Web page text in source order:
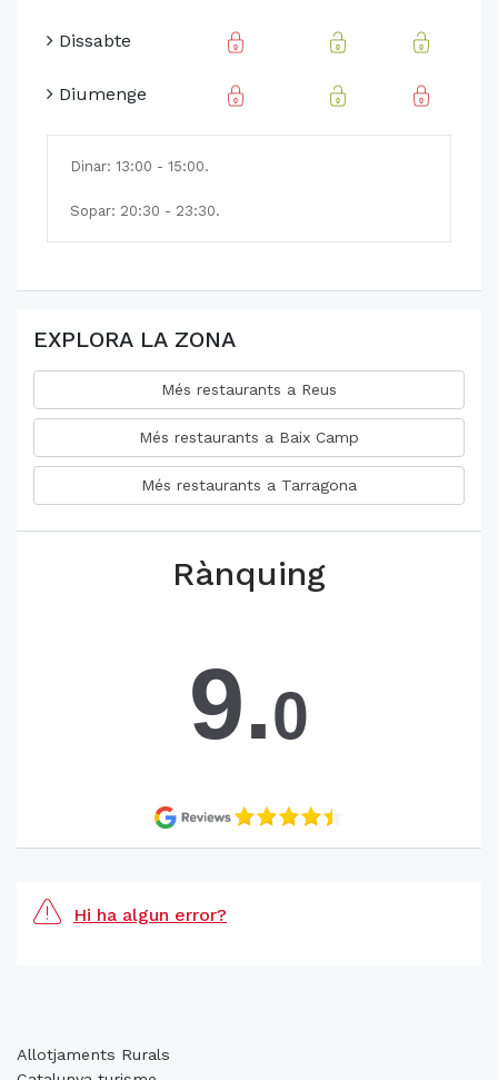
Dissabte
Diumenge
Dinar: 13:00 - 15:00.
Sopar: 20:30 - 23:30.
EXPLORA LA ZONA
Més restaurants a Reus
Més restaurants a Baix Camp
Més restaurants a Tarragona
Rànquing
9.0
Hi ha algun error?
Allotjaments Rurals